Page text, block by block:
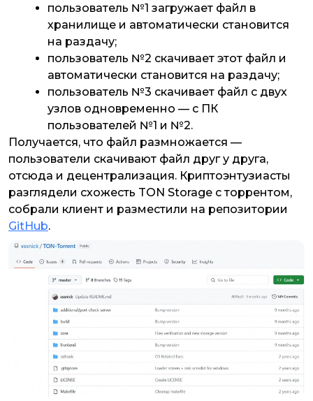
пользователь №1 загружает файл в
хранилище и автоматически становится
на раздачу;
пользователь №2 скачивает этот файл и
автоматически становится на раздачу;
пользователь №3 скачивает файл с двух
узлов одновременно — с ПК
пользователей №1 и №2.
Получается, что файл размножается —
пользователи скачивают файл друг у друга,
отсюда и децентрализация. Криптоэнтузиасты
разглядели схожесть TON Storage с торрентом,
собрали клиент и разместили на репозитории
GitHub.